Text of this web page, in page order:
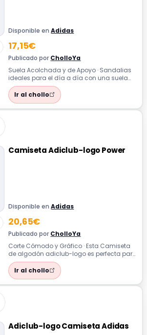
Disponible enAdidas
17,15€
Publicado por CholloYa
Suela Acolchada y de Apoyo · Sandalias
ideales para el día a día con una suela
acolchada que proporciona un soporte
e...Ir al chollo
Camiseta Adiclub-logo Power
Disponible enAdidas
20,65€
Publicado por CholloYa
Corte Cómodo y Gráfico · Esta Camiseta
de algodón adiclub-logo es perfecta para
el día a día con un corte cómodo y un...
Ir al chollo
Adiclub-logo Camiseta Adidas